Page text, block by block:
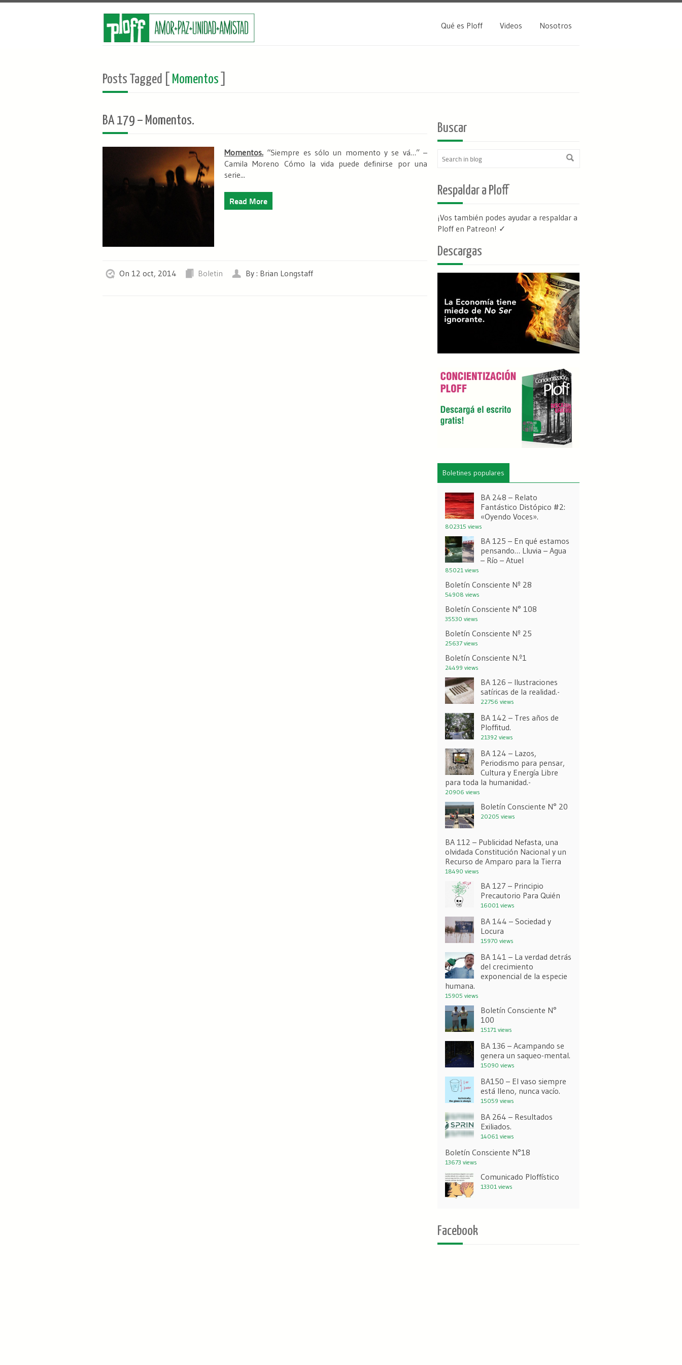
Qué es Ploff Videos Nosotros
Posts Tagged [ Momentos
BA 179 – Momentos.
Momentos. “Siempre es sólo un momento y se vá…”–
Camila Moreno Cómo la vida puede definirse por una
serie...
Read More
On 12 oct, 2014 Boletin By : Brian Longstaff
Buscar
Respaldar a Ploff
¡Vos también podes ayudar a respaldar a
Ploff en Patreon! ✓
Descargas
Boletines populares
BA 248 – Relato
Fantástico Distópico #2:
«Oyendo Voces».
802315 views
BA 125 – En qué estamos
pensando… Lluvia – Agua
– Río – Atuel
85021 views
Boletín Consciente Nº 28
54908 views
Boletín Consciente N° 108
35530 views
Boletín Consciente Nº 25
25637 views
Boletín Consciente N.º1
24499 views
BA 126 – Ilustraciones
satíricas de la realidad.-
22756 views
BA 142 – Tres años de
Ploffitud.
21392 views
BA 124 – Lazos,
Periodismo para pensar,
Cultura y Energía Libre
para toda la humanidad.-
20906 views
Boletín Consciente N° 20
20205 views
BA 112 – Publicidad Nefasta, una
olvidada Constitución Nacional y un
Recurso de Amparo para la Tierra
18490 views
BA 127 – Principio
Precautorio Para Quién
16001 views
BA 144 – Sociedad y
Locura
15970 views
BA 141 – La verdad detrás
del crecimiento
exponencial de la especie
humana.
15905 views
Boletín Consciente N°
100
15171 views
BA 136 – Acampando se
genera un saqueo-mental.
15090 views
BA150 – El vaso siempre
está lleno, nunca vacío.
15059 views
BA 264 – Resultados
Exiliados.
14061 views
Boletín Consciente N°18
13673 views
Comunicado Ploffístico
13301 views
Facebook